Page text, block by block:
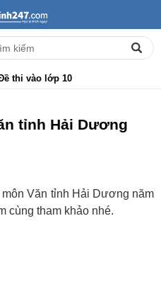
thi vào lớp 10
tỉnh Hải Dương
Văn tỉnh Hải Dương năm
cùng tham khảo nhé.